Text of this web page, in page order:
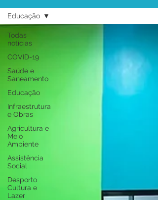
Todas
notícias
COVID-19
Saúde e
Saneamento
Educação
Infraestrutura
e Obras
Agricultura e
Meio
Ambiente
Assistência
Social
Desporto
Cultura e
Lazer
Educação